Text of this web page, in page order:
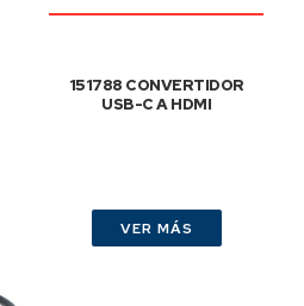
151788 CONVERTIDOR
USB-C A HDMI
VER MÁS